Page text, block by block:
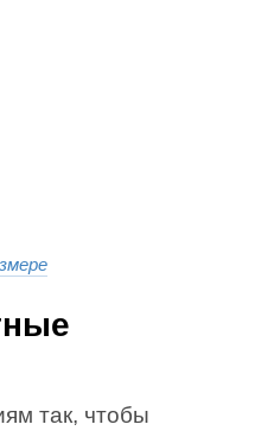
так, чтобы